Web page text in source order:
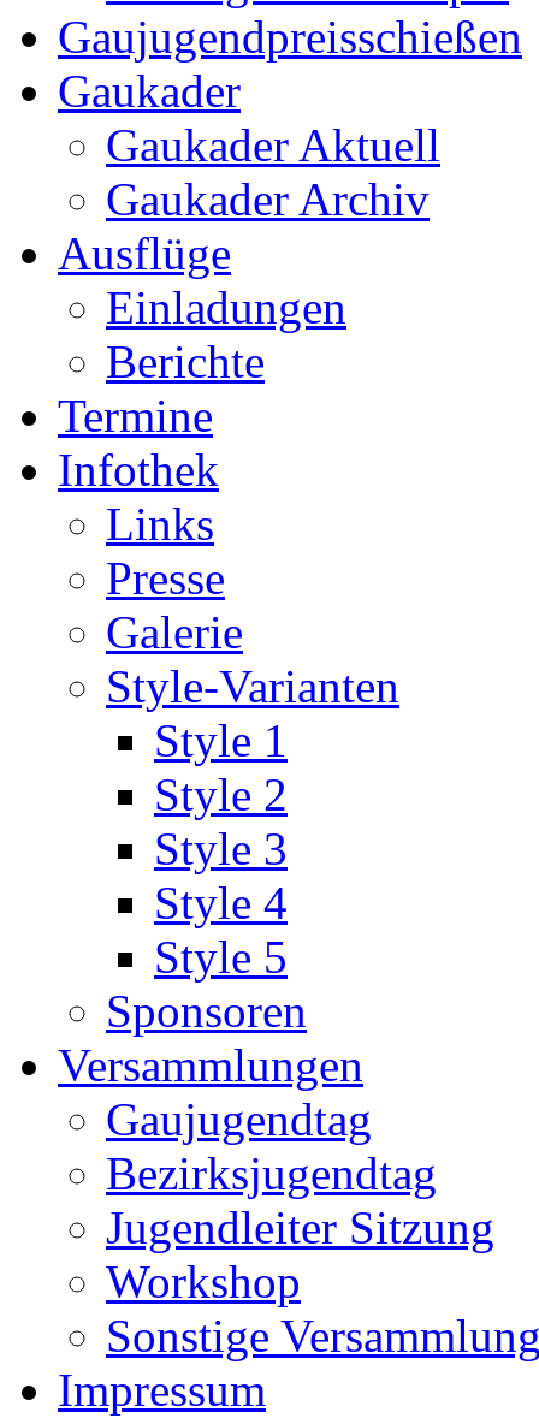
Gaujugendpreisschießen
Gaukader
Gaukader Aktuell
Gaukader Archiv
Ausflüge
Einladungen
Berichte
Termine
Infothek
Links
Presse
Galerie
Style-Varianten
Style 1
Style 2
Style 3
Style 4
Style 5
Sponsoren
Versammlungen
Gaujugendtag
Bezirksjugendtag
Jugendleiter Sitzung
Workshop
Sonstige
Impressum